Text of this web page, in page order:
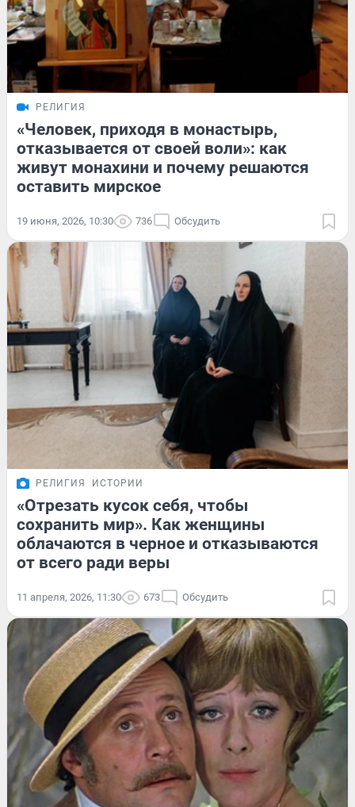
РЕЛИГИЯ
«Человек, приходя в монастырь,
отказывается от своей воли»: как
живут монахини и почему решаются
оставить мирское
19 июня, 2026, 10:30 736 Обсудить
РЕЛИГИЯ ИСТОРИИ
«Отрезать кусок себя, чтобы
сохранить мир». Как женщины
облачаются в черное и отказываются
от всего ради веры
11 апреля, 2026, 11:30 673 Обсудить